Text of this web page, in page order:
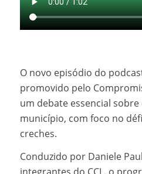
O novo episódio do
promovido pelo
um debate essencial sobre
município, com foco no
creches.
Conduzido por Daniele